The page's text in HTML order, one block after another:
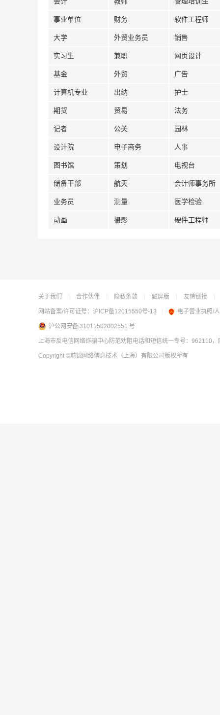
事业单位 财务 软件工程师
大学 外贸业务员 销售
实习生 兼职 网页设计
基金 外贸 广告
计算机专业 出纳 护士
期货 贸易 法务
记者 公关 园林
设计院 电子商务 人事
图书馆 策划 电视台
储备干部 航天 会计师事务所
业务员 测量 医学检验
动画 摄影 硬件工程师
关于我们 合作伙伴 隐私条款 触屏版 友情链接
网站备案/许可证号： 沪ICP备12015550号-13 电子营业执照/
沪公网安备 31011502002551 号
上海市反电信网络诈骗中心防范劝阻电话和短信统一专号：962110
Copyright ©前锦网络信息技术（上海）有限公司 版权所有